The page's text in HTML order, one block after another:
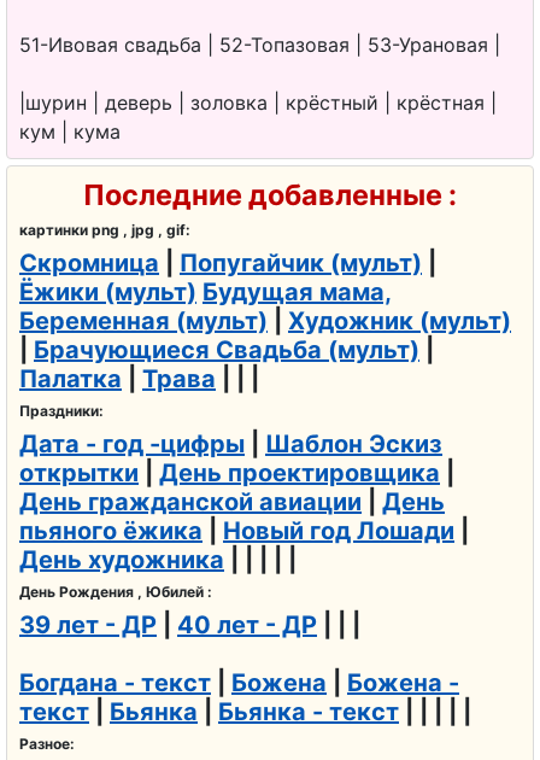
51-Ивовая свадьба | 52-Топазовая | 53-Урановая |
|шурин | деверь | золовка | крёстный | крёстная |
кум | кума
Последние добавленные :
картинки png , jpg , gif:
Скромница Попугайчик (мульт)
Ёжики (мульт) Будущая мама,
Беременная (мульт)
Художник (мульт)
Брачующиеся Свадьба (мульт)
Палатка
Трава
Праздники:
Дата - год -цифры
Шаблон Эскиз
открытки
День проектировщика
День гражданской авиации
День
пьяного ёжика
Новый год Лошади
День художника
День Рождения , Юбилей :
39 лет - ДР 40 лет - ДР
Богдана - текст
Божена
Божена -
текст
Бьянка Бьянка - текст
Разное: